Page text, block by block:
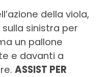
della viola,
sinistra per
un pallone
e davanti a
ASSIST PER